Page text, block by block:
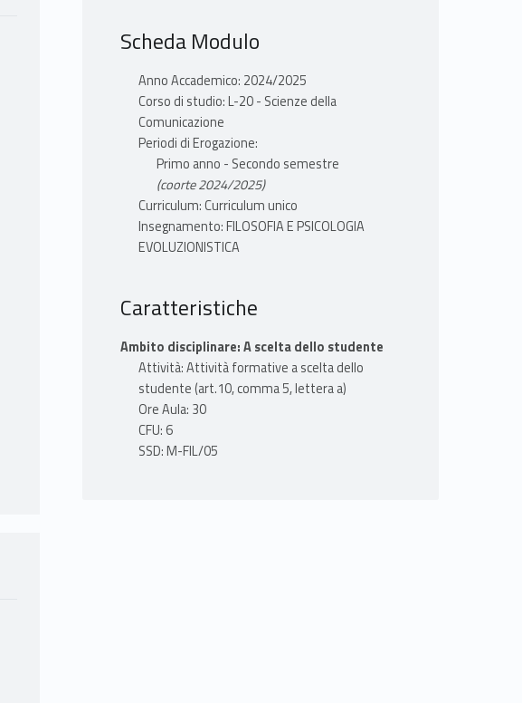
Scheda Modulo
Anno Accademico: 2024/2025
Corso di studio: L-20 - Scienze della
Comunicazione
Periodi di Erogazione:
Primo anno - Secondo semestre
(coorte 2024/2025)
Curriculum: Curriculum unico
Insegnamento: FILOSOFIA E PSICOLOGIA
EVOLUZIONISTICA
Caratteristiche
Ambito disciplinare: A scelta dello studente
Attività: Attività formative a scelta dello
studente (art.10, comma 5, lettera a)
Ore Aula: 30
CFU: 6
SSD: M-FIL/05